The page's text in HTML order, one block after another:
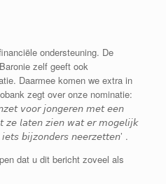
ondersteuning. De
zelf geeft ook
Daarmee komen we extra in
zegt over onze nominatie:
𝘷𝘰𝘰𝘳 𝘫𝘰𝘯𝘨𝘦𝘳𝘦𝘯 𝘮𝘦𝘵 𝘦𝘦𝘯
𝘭𝘢𝘵𝘦𝘯 𝘻𝘪𝘦𝘯 𝘸𝘢𝘵 𝘦𝘳 𝘮𝘰𝘨𝘦𝘭𝘪𝘫𝘬
𝘣𝘪𝘫𝘻𝘰𝘯𝘥𝘦𝘳𝘴 𝘯𝘦𝘦𝘳𝘻𝘦𝘵𝘵𝘦𝘯’ .
dat u dit bericht zoveel als